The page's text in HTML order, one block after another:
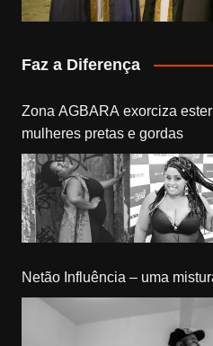
Faz a Diferença
Zona AGBARA exorciza
mulheres pretas e gordas
Netão Influência – uma